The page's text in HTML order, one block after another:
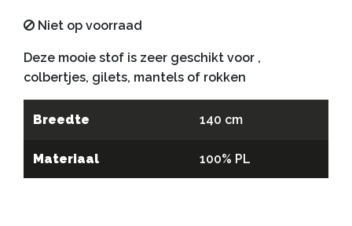
Niet op voorraad
Deze mooie stof is zeer geschikt voor ,
colbertjes, gilets, mantels of rokken
Breedte 140 cm
Materiaal 100% PL